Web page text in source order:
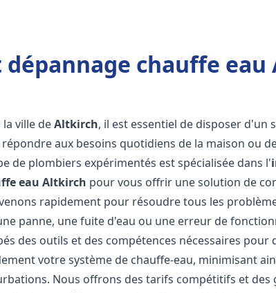
chauffe eau
la ville deAltkirch, il est essentiel de disposer d'un
aux besoins quotidiens de la maison ou
de plombiers expérimentés est spécialisée dans l'
eau Altkirch pour vous offrir une solution de
rapidement pour résoudre tous les
panne, une fuite d'eau ou une erreur de
des outils et des compétences nécessaires
votre système de chauffe-eau, minimisant
Nous offrons des tarifs compétitifs et des